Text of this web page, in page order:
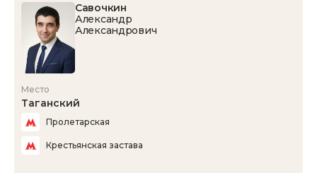
Савочкин
Александр
Александрович
Место
Таганский
Пролетарская
Крестьянская застава